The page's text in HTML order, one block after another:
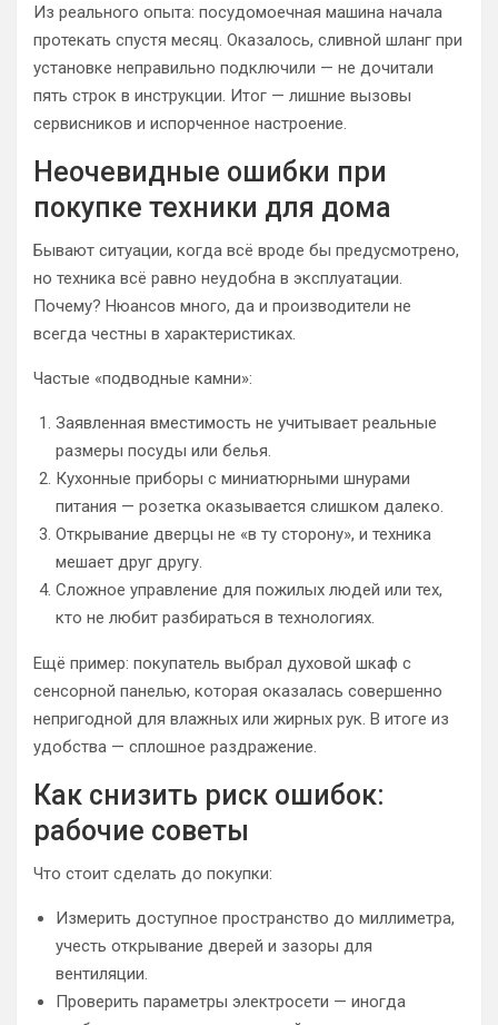
Из реального опыта: посудомоечная машина начала
протекать спустя месяц. Оказалось, сливной шланг при
установке неправильно подключили — не дочитали
пять строк в инструкции. Итог — лишние вызовы
сервисников и испорченное настроение.
Неочевидные ошибки при
покупке техники для дома
Бывают ситуации, когда всё вроде бы предусмотрено,
но техника всё равно неудобна в эксплуатации.
Почему? Нюансов много, да и производители не
всегда честны в характеристиках.
Частые «подводные камни»:
Заявленная вместимость не учитывает реальные
размеры посуды или белья.
Кухонные приборы с миниатюрными шнурами
питания — розетка оказывается слишком далеко.
Открывание дверцы не «в ту сторону», и техника
мешает друг другу.
Сложное управление для пожилых людей или тех,
кто не любит разбираться в технологиях.
Ещё пример: покупатель выбрал духовой шкаф с
сенсорной панелью, которая оказалась совершенно
непригодной для влажных или жирных рук. В итоге из
удобства — сплошное раздражение.
Как снизить риск ошибок:
рабочие советы
Что стоит сделать до покупки:
Измерить доступное пространство до миллиметра,
учесть открывание дверей и зазоры для
вентиляции.
Проверить параметры электросети — иногда